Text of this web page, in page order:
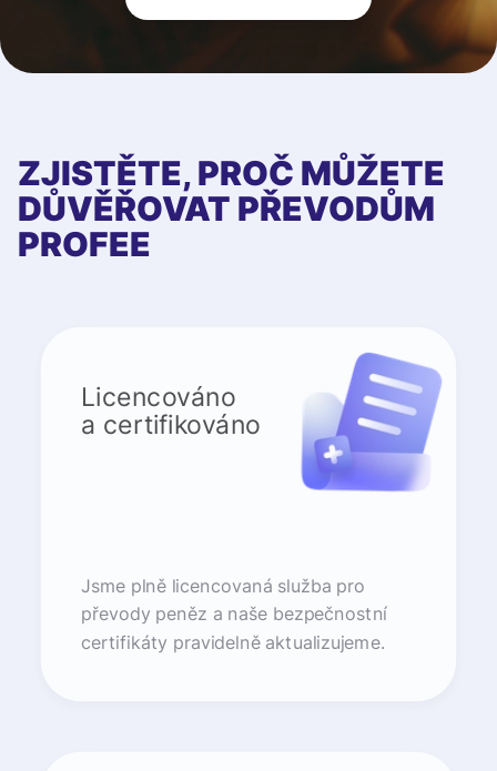
ZJISTĚTE, PROČ MŮŽETE
DŮVĚŘOVAT PŘEVODŮM
PROFEE
Licencováno
a certifikováno
Jsme plně licencovaná služba pro
převody peněz a naše bezpečnostní
certifikáty pravidelně aktualizujeme.